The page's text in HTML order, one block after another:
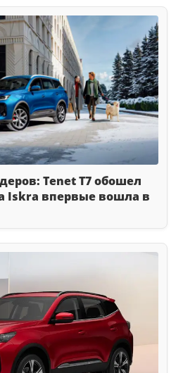
Tenet T7 обошел
Iskra впервые вошла в